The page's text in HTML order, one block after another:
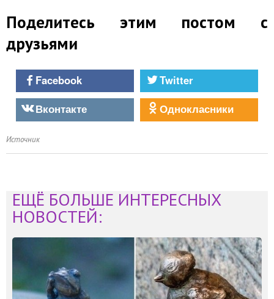
Поделитесь этим постом с
друзьями
Facebook
Twitter
Вконтакте
Однокласники
Источник
ЕЩЁ БОЛЬШЕ ИНТЕРЕСНЫХ
НОВОСТЕЙ: